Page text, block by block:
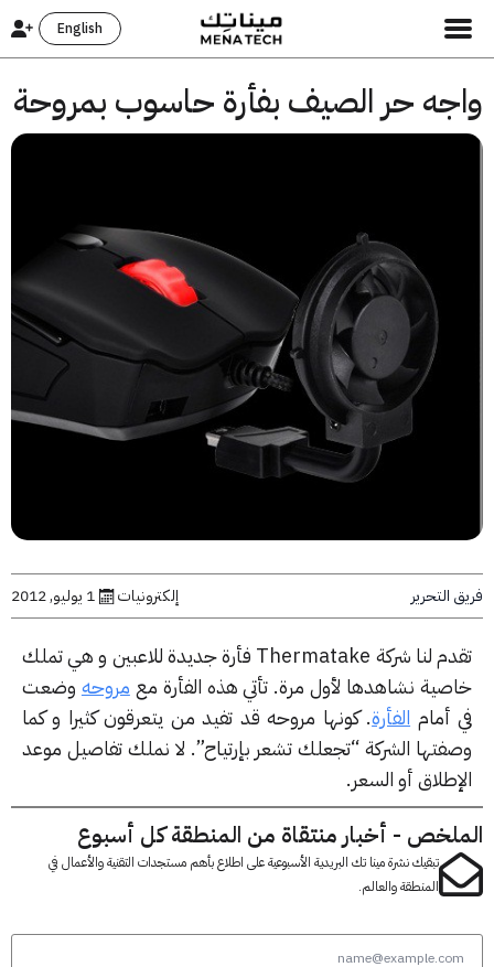
English
حر الصيف بفأرة حاسوب بمروحة
إلكترونيات 1 يوليو, 2012
تقدم لنا شركة Thermatake فأرة جديدة للاعبين و هي تملك
نشاهدها لأول مرة. تأتي هذه الفأرة معمروحهوضعت
أمامالفأرة. كونها مروحه قد تفيد من يتعرقون كثيرا و كما
الشركة “تجعلك تشعر بإرتياح”. لا نملك تفاصيل موعد
أو السعر.
- أخبار منتقاة من المنطقة كل أسبوع
تبقيك نشرة مينا تك البريدية الأسبوعية على اطلاع بأهم مستجدات التقنية والأعمال في
المنطقة والعالم.